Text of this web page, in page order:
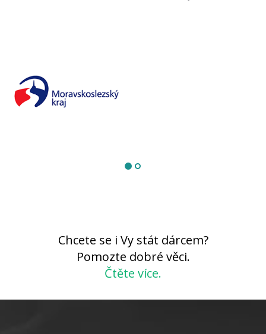
Chcete se i Vy stát dárcem?
Pomozte dobré věci.
Čtěte více.